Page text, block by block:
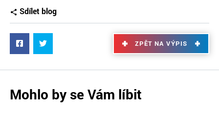
Sdílet blog
ZPĚT NA VÝPIS
Mohlo by se Vám líbit